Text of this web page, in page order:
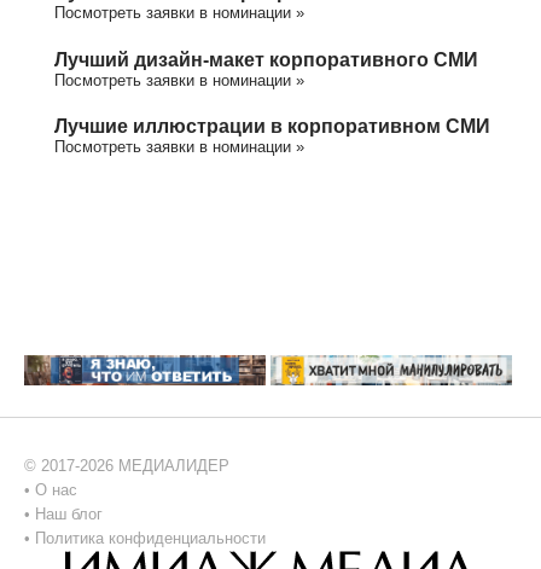
Посмотреть заявки в номинации »
Лучший дизайн-макет корпоративного СМИ
Посмотреть заявки в номинации »
Лучшие иллюстрации в корпоративном СМИ
Посмотреть заявки в номинации »
© 2017-2026 МЕДИАЛИДЕР
• О нас
• Наш блог
• Политика конфиденциальности